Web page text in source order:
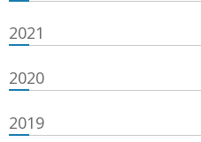
2021
2020
2019